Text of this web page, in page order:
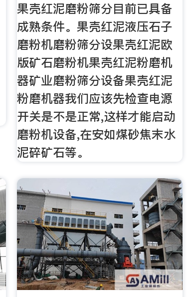
果壳红泥磨粉筛分目前已具备
成熟条件。果壳红泥液压石子
磨粉机磨粉筛分设果壳红泥欧
版矿石磨粉机果壳红泥粉磨机
器矿业磨粉筛分设备果壳红泥
粉磨机器我们应该先检查电源
开关是不是正常,这样才能启动
磨粉机设备,在安如煤砂焦末水
泥碎矿石等。